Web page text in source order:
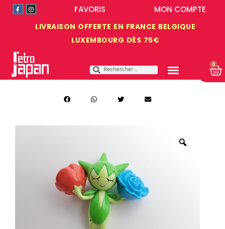
LIVRAISON OFFERTE EN FRANCE BELGIQUE
LUXEMBOURG DÈS 75€
MON COMPTE
FAVORIS
0